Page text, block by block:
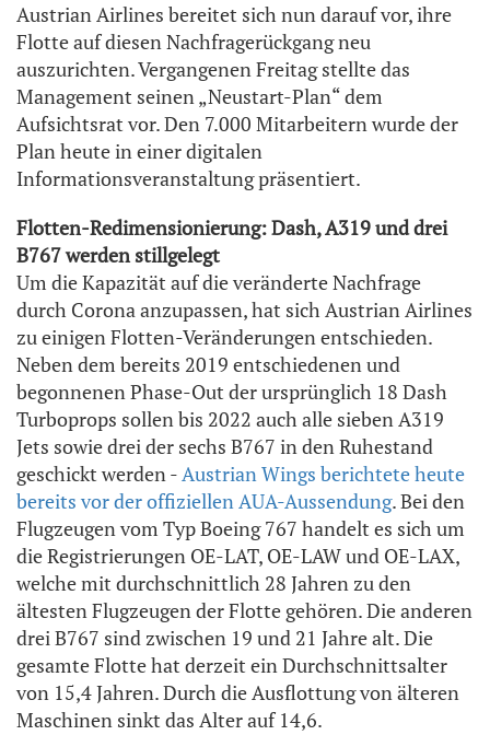
Austrian Airlines bereitet sich nun darauf vor, ihre
Flotte auf diesen Nachfragerückgang neu
auszurichten. Vergangenen Freitag stellte das
Management seinen „Neustart-Plan“ dem
Aufsichtsrat vor. Den 7.000 Mitarbeitern wurde der
Plan heute in einer digitalen
Informationsveranstaltung präsentiert.
Flotten-Redimensionierung: Dash, A319 und drei
B767 werden stillgelegt
Um die Kapazität auf die veränderte Nachfrage
durch Corona anzupassen, hat sich Austrian Airlines
zu einigen Flotten-Veränderungen entschieden.
Neben dem bereits 2019 entschiedenen und
begonnenen Phase-Out der ursprünglich 18 Dash
Turboprops sollen bis 2022 auch alle sieben A319
Jets sowie drei der sechs B767 in den Ruhestand
geschickt werden -Austrian Wings berichtete heute
bereits vor der offiziellen AUA-Aussendung. Bei den
Flugzeugen vom Typ Boeing 767 handelt es sich um
die Registrierungen OE-LAT, OE-LAW und OE-LAX,
welche mit durchschnittlich 28 Jahren zu den
ältesten Flugzeugen der Flotte gehören. Die anderen
drei B767 sind zwischen 19 und 21 Jahre alt. Die
gesamte Flotte hat derzeit ein Durchschnittsalter
von 15,4 Jahren. Durch die Ausflottung von älteren
Maschinen sinkt das Alter auf 14,6.